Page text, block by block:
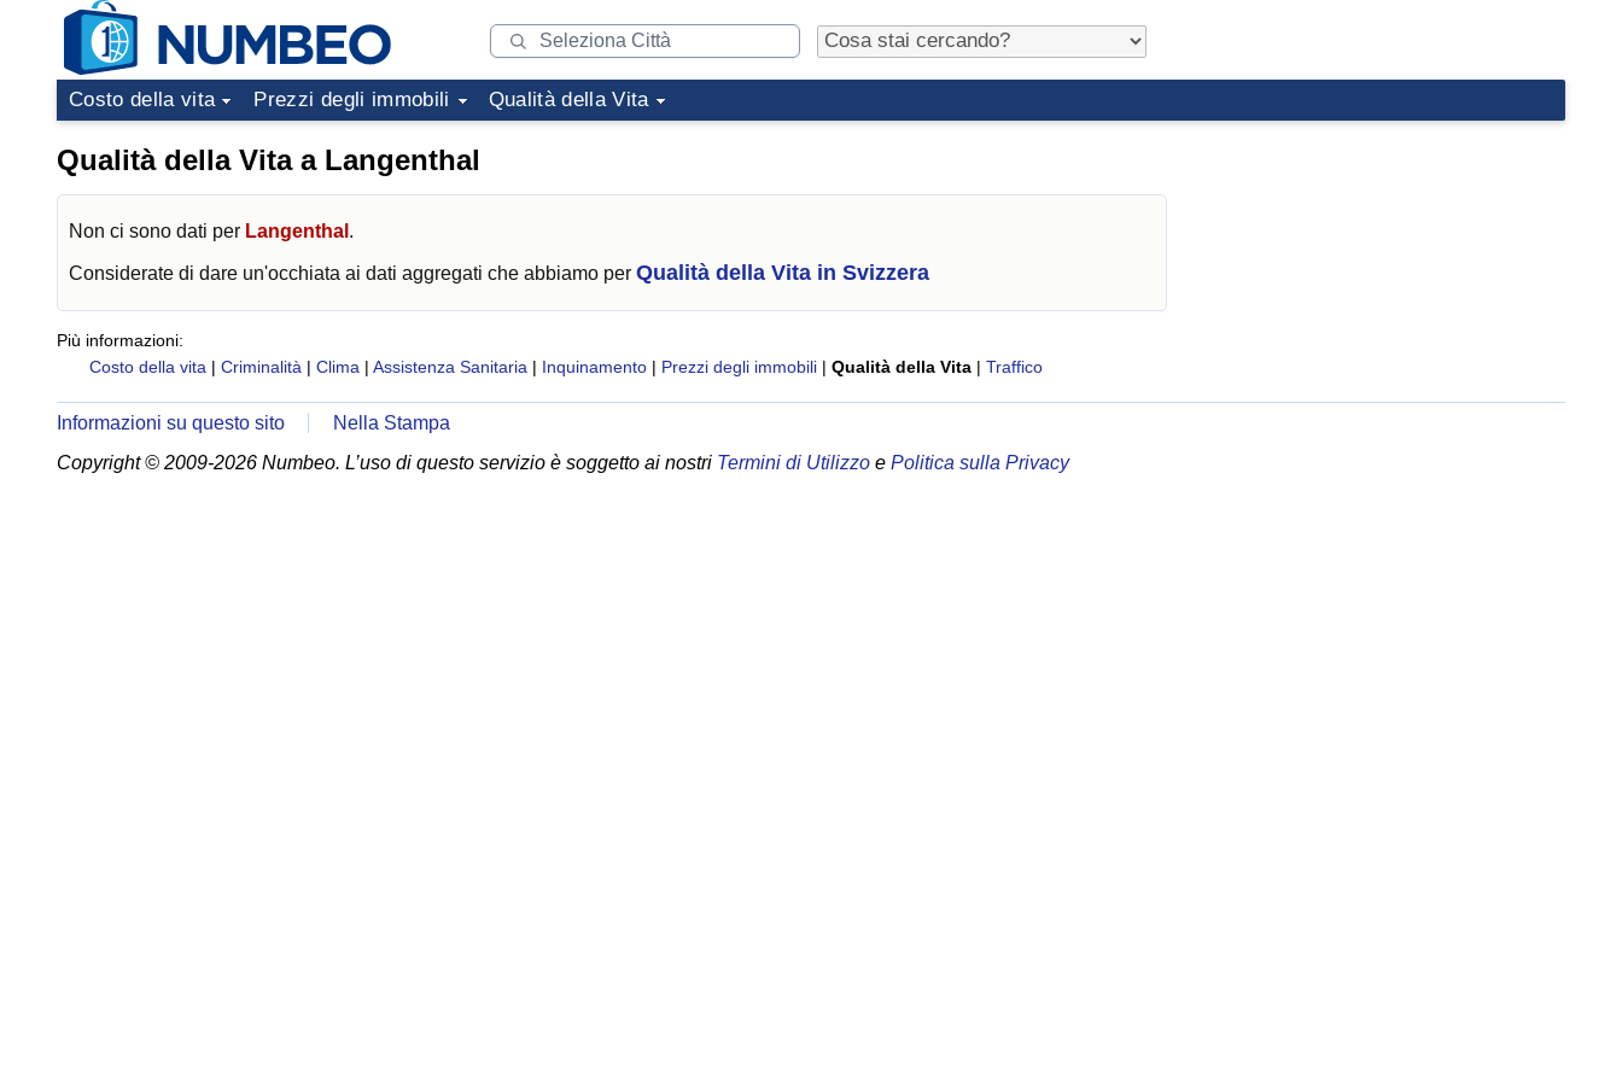
Costo della vita Prezzi degli immobili Qualità della Vita
Qualità della Vita a Langenthal
Non ci sono dati per Langenthal .
Considerate di dare un'occhiata ai dati aggregati che abbiamo per Qualità della Vita in Svizzera
Più informazioni:
Costo della vita | Criminalità | Clima | Assistenza Sanitaria | Inquinamento | Prezzi degli immobili | Qualità della Vita | Traffico
Informazioni su questo sito
Nella Stampa
Copyright © 2009-2026 Numbeo. L’uso di questo servizio è soggetto ai nostri Termini di Utilizzo e Politica sulla Privacy